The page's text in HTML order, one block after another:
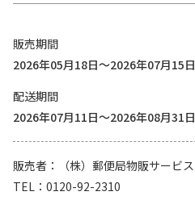
販売期間
2026年05月18日～2026年07月15日
配送期間
2026年07月11日～2026年08月31日
販売者
（株）郵便局物販サービス
TEL
0120-92-2310